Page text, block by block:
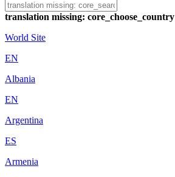
translation missing: core_choose_country
World Site
EN
Albania
EN
Argentina
ES
Armenia